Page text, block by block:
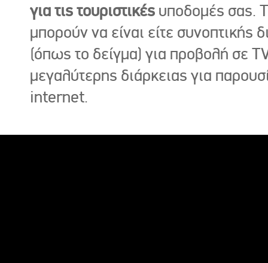
για τις τουριστικές υποδομές σας.
μπορούν να είναι είτε συνοπτικής
(όπως το δείγμα) για προβολή σε
μεγαλύτερης διάρκειας για
internet.